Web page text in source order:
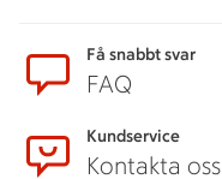
Få snabbt svar
FAQ
Kundservice
Kontakta oss